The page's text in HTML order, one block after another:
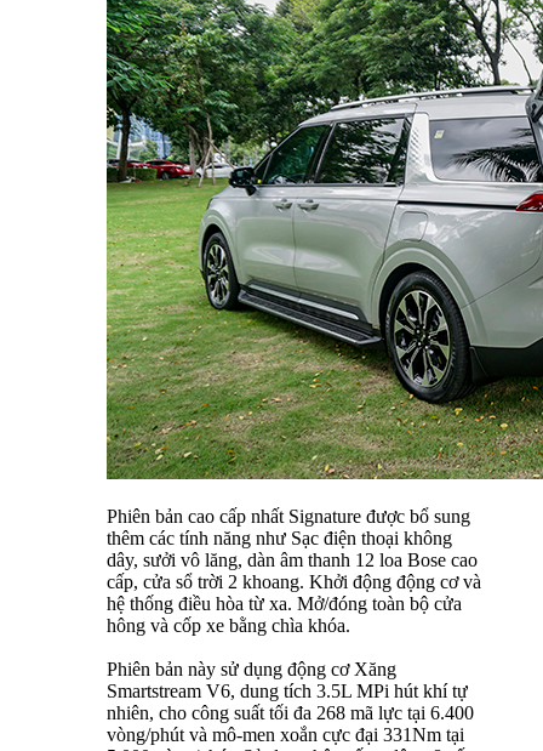
Phiên bản cao cấp nhất Signature được bổ sung
thêm các tính năng như Sạc điện thoại không
dây, sưởi vô lăng, dàn âm thanh 12 loa Bose cao
cấp, cửa sổ trời 2 khoang. Khởi động động cơ và
hệ thống điều hòa từ xa. Mở/đóng toàn bộ cửa
hông và cốp xe bằng chìa khóa.
Phiên bản này sử dụng động cơ Xăng
Smartstream V6, dung tích 3.5L MPi hút khí tự
nhiên, cho công suất tối đa 268 mã lực tại 6.400
vòng/phút và mô-men xoắn cực đại 331Nm tại